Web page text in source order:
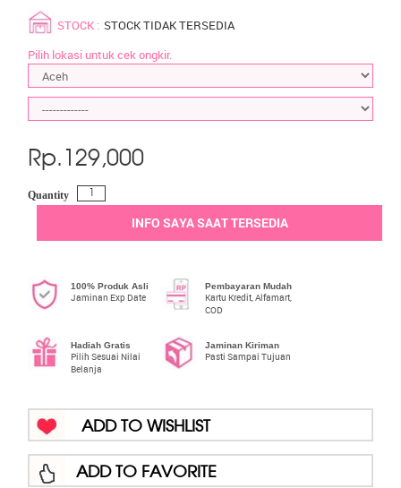
STOCK : STOCK TIDAK TERSEDIA
Pilih lokasi untuk cek ongkir.
Rp. 129,000
Quantity
INFO SAYA SAAT TERSEDIA
100% Produk Asli
Jaminan Exp Date
Pembayaran Mudah
Kartu Kredit, Alfamart,
COD
Hadiah Gratis
Pilih Sesuai Nilai
Belanja
Jaminan Kiriman
Pasti Sampai Tujuan
ADD TO WISHLIST
ADD TO FAVORITE